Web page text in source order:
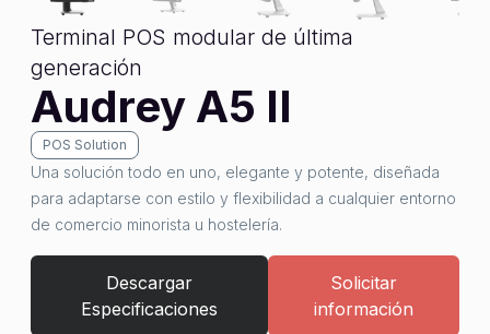
Terminal POS modular de última
generación
Audrey A5 II
POS Solution
Una solución todo en uno, elegante y potente, diseñada
para adaptarse con estilo y flexibilidad a cualquier entorno
de comercio minorista u hostelería.
Descargar
Especificaciones
Solicitar
información